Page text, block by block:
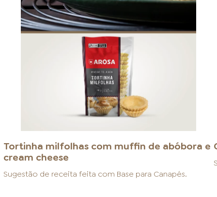
Tortinha milfolhas com muffin de abóbora e
cream cheese
Sugestão de receita feita com Base para Canapés.